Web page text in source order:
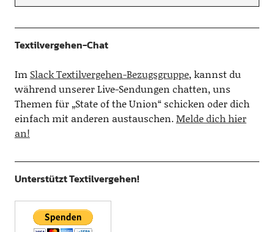
Textilvergehen-Chat
Im Slack Textilvergehen-Bezugsgruppe, kannst du
während unserer Live-Sendungen chatten, uns
Themen für „State of the Union“ schicken oder dich
einfach mit anderen austauschen.Melde dich hier
an!
Unterstützt Textilvergehen!